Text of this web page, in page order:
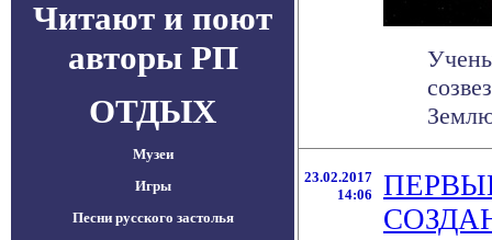
Читают и поют
авторы РП
ОТДЫХ
Музеи
Игры
Песни русского застолья
23.02.2017
14:06